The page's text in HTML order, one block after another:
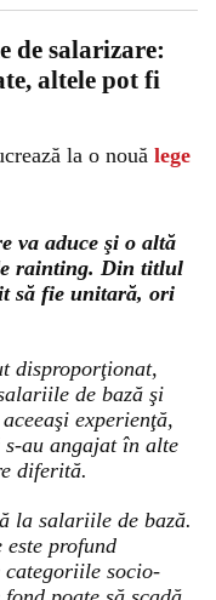
de salarizare:
altele pot fi
la o nouă lege
va aduce şi o altă
rainting. Din titlul
să fie unitară, ori
disproporţionat,
de bază şi
experienţă,
s-au angajat în alte
diferită.
la salariile de bază.
profund
socio-